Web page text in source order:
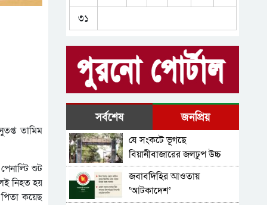
তামিম
শুট
নিহত হয়
কয়েছ
বিয়ানীবাজারে আগামী মাস
জরিপ শুরু হবে; এমরান চৌধুরী
এমপি
হবে-বিয়ানীবাজারের ওসি
মাহফুজুল
বিয়ানীবাজারে ‌’এসিল্যান্ডদের
মন বসেনা’
শহীদ সাংবাদিক তুরাব স্মৃতি
ফলকে বিয়ানীবাজার
প্রেসক্লাবের শ্রদ্ধা
বিয়ানীবাজারে একাধিক
মামলার পরোয়ানাভূক্ত ছাত্রলীগ
নেতা গ্রেফতার
৩১
সর্বশেষ জনপ্রিয়
যে সংকটে ভূগছে
বিয়ানীবাজারের জলঢুপ উচ্চ
বিদ্যালয়
জবাবদিহির আওতায়
‘আটকাদেশ’